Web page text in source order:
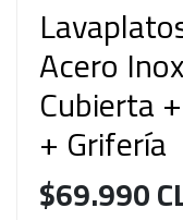
Acero
Cubierta
+ Grifería
$69.990